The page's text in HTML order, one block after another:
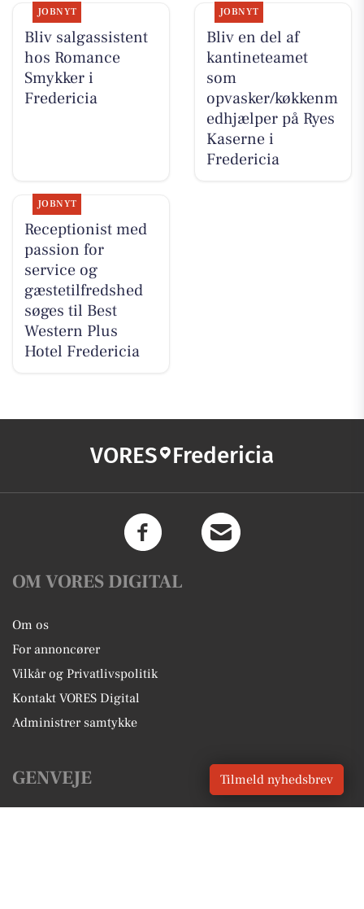
JOBNYT
Bliv salgassistent
hos Romance
Smykker i
Fredericia
JOBNYT
Bliv en del af
kantineteamet
som
opvasker/køkkenm
edhjælper på Ryes
Kaserne i
Fredericia
JOBNYT
Receptionist med
passion for
service og
gæstetilfredshed
søges til Best
Western Plus
Hotel Fredericia
VORES Fredericia
OM VORES DIGITAL
Om os
For annoncører
Vilkår og Privatlivspolitik
Kontakt VORES Digital
Administrer samtykke
GENVEJE Tilmeld nyhedsbrev